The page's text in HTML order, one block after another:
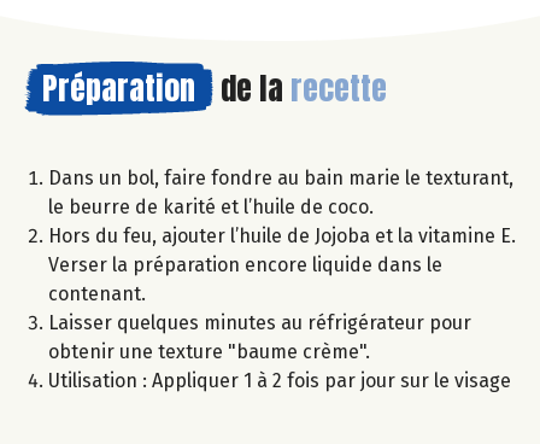
Préparation de la recette
Dans un bol, faire fondre au bain marie le texturant,
le beurre de karité et l’huile de coco.
Hors du feu, ajouter l’huile de Jojoba et la vitamine E.
Verser la préparation encore liquide dans le
contenant.
Laisser quelques minutes au réfrigérateur pour
obtenir une texture "baume crème".
Utilisation : Appliquer 1 à 2 fois par jour sur le visage